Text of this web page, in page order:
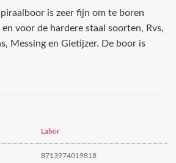
is zeer fijn om te boren
en voor de hardere staal soorten, Rvs,
Messing en Gietijzer. De boor is
Labor
8713974019818